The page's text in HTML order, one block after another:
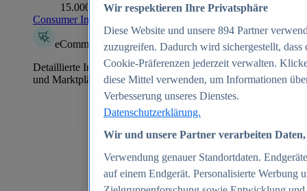
15.000+ Marken
Consumer Insights entdecken
eCommerce Insights
Detaillierte Informationen zu mehr als 39.000 Online-Shops
und Marktplätzen
Wir respektieren Ihre Privatsphäre
Diese Website und unsere 894 Partner
zuzugreifen. Dadurch wird sichergestellt,
Cookie-Präferenzen jederzeit verwalten.
diese Mittel verwenden, um Informationen
Verbesserung unseres Dienstes.
Datenschutzerklärung.
Wir und unsere Partner verarbeiten
Verwendung genauer Standortdaten.
auf einem Endgerät. Personalisierte Werbung